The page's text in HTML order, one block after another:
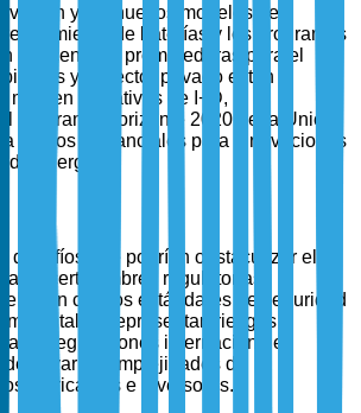
y los nuevos modelos de
de baterías y los programas
ofrecen vías prometedoras para el
y el sector privado están
más en iniciativas de I+D,
programa Horizonte 2020 de la Unión
fondos sustanciales para innovaciones
energía.
desafíos que podrían obstaculizar el
incertidumbres regulatorias,
con los estándares de seguridad
representan riesgos
de regulaciones internacionales
llevar a complejidades de
fabricantes e inversores.